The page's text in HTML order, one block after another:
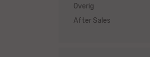
Overig
After Sales